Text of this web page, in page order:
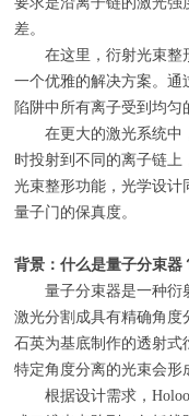
差。
在这里，衍射光束
一个优雅的解决方案。通
陷阱中所有离子受到均匀
在更大的激光系统中
时投射到不同的离子链
光束整形功能，光学设计
量子门的保真度。
背景：什么是量子分束器
量子分束器是一种衍
激光分割成具有精确角度
石英为基底制作的透射
特定角度分离的光束会形
根据设计需求，